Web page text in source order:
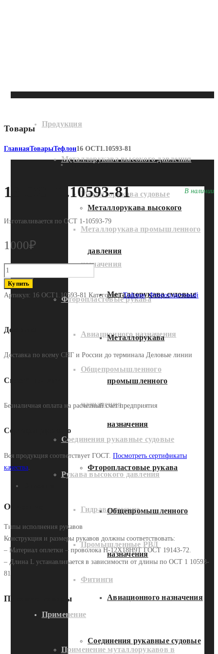
Продукция
Металлорукава высокого давления
Металлорукава судовые
Металлорукава промышленного
назначения
Фторопластовые рукава
Авиационного назначения
Общепромышленного
назначения
Соединения рукавные судовые
Рукава высокого давления
Гидравлические
Промышленные РВД
Фитинги
Применение
Применение муталлорукавов в
Продукция
Металлорукава высокого
давления
Металлорукава судовые
Металлорукава
промышленного
назначения
Фторопластовые рукава
Общепромышленного
назначения
Авиационного назначения
Соединения рукавные судовые
Товары
ГлавнаяТоварыТефлон16 ОСТ1.10593-81
В наличии
16 ОСТ1.10593-81
Изготавливается по ОСТ 1-10593-79
1000₽
Количество
16
ОСТ1.10593-
Купить
Артикул: 16 ОСТ1.10593-81 Категории:Тефлон,Фторопластовый
Доставка
Доставка по всему СНГ и России до терминала Деловые линии
Способы оплаты
Безналичная оплата на расчетный счет предприятия
Сертифицировано
Вся продукция соответствует ГОСТ. Посмотреть сертификаты
качества.
Описание
Типы исполнения рукавов
Конструкция и размеры рукавов должны соответствовать:
– Материал оплетки – проволока Н-12Х18Н9Т ГОСТ 19143-72.
– Длина L устанавливается в зависимости от длины по ОСТ 1 10593-
81
Похожие товары